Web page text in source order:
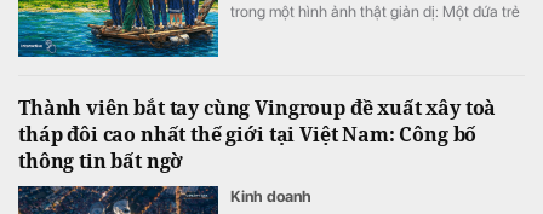
trong một hình ảnh thật giản dị: Một đứa trẻ
Thành viên bắt tay cùng Vingroup đề xuất xây toà
tháp đôi cao nhất thế giới tại Việt Nam: Công bố
thông tin bất ngờ
Kinh doanh